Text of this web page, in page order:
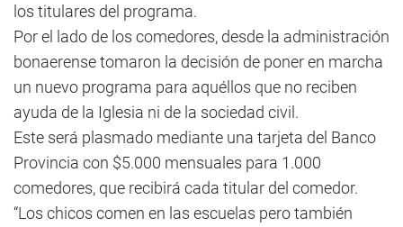
los titulares del programa.
Por el lado de los comedores, desde la administración
bonaerense tomaron la decisión de poner en marcha
un nuevo programa para aquéllos que no reciben
ayuda de la Iglesia ni de la sociedad civil.
Este será plasmado mediante una tarjeta del Banco
Provincia con $5.000 mensuales para 1.000
comedores, que recibirá cada titular del comedor.
“Los chicos comen en las escuelas pero también